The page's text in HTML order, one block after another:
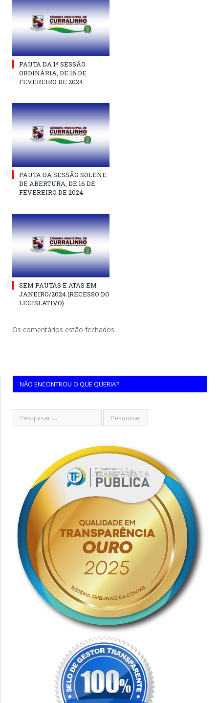
PAUTA DA 1ª SESSÃO
ORDINÁRIA, DE 16 DE
FEVEREIRO DE 2024
PAUTA DA SESSÃO SOLENE
DE ABERTURA, DE 16 DE
FEVEREIRO DE 2024
SEM PAUTAS E ATAS EM
JANEIRO/2024 (RECESSO DO
LEGISLATIVO)
Os comentários estão fechados.
NÃO ENCONTROU O QUE QUERIA?